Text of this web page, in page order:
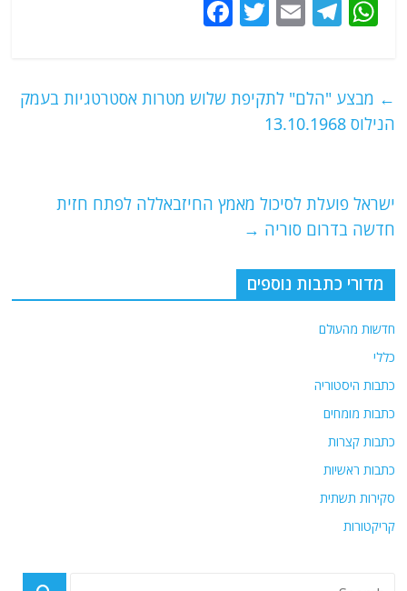
W
s
A
T
g
ra
E
l
T
er
e
k
← מבצע "הלם" לתקיפת שלוש מטרות אסטרטגיות בעמק
הנילוס 13.10.1968
ישראל פועלת לסיכול מאמץ החיזבאללה לפתח חזית
חדשה בדרום סוריה →
מדורי כתבות נוספים
חדשות מהעולם
כללי
כתבות היסטוריה
כתבות מומחים
כתבות קצרות
כתבות ראשיות
סקירות תשתית
קריקטורות